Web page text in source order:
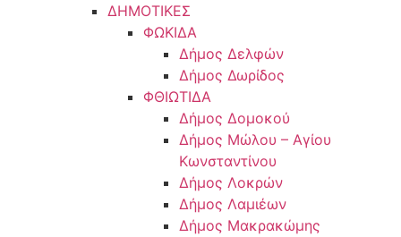
ΔΗΜΟΤΙΚΕΣ
ΦΩΚΙΔΑ
Δήμος Δελφών
Δήμος Δωρίδος
ΦΘΙΩΤΙΔΑ
Δήμος Δομοκού
Δήμος Μώλου – Αγίου
Κωνσταντίνου
Δήμος Λοκρών
Δήμος Λαμιέων
Δήμος Μακρακώμης